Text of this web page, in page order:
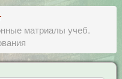
матриалы учеб.